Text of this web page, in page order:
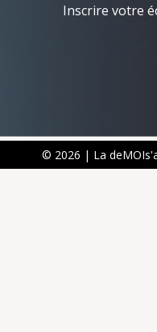
Inscrire votre
© 2026 | La